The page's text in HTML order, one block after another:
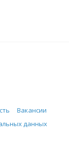
Вакансии
данных